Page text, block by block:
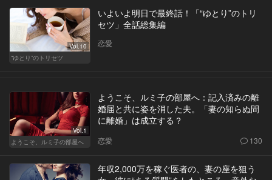
Vol.10
“ゆとり”のトリセツ
いよいよ明日で最終話！「“ゆとり”のトリ
セツ」全話総集編
恋愛
Vol.1
ようこそ、ルミ子の部屋へ
ようこそ、ルミ子の部屋へ：記入済みの離
婚届と共に姿を消した夫。「妻の知らぬ間
に離婚」は成立する？
恋愛 130
年収2,000万を稼ぐ医者の、妻の座を狙う